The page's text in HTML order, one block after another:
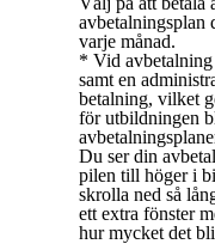
avbetalningsplan
varje månad.
* Vid
samt en
betalning, vilket
för utbildningen
Du ser din
pilen till höger i
skrolla ned så
ett extra fönster
hur mycket det